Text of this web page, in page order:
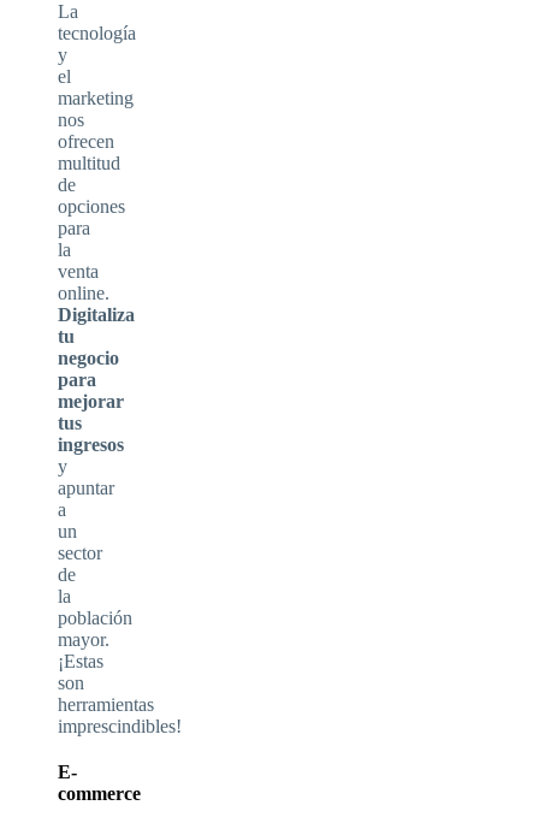
La
tecnología
y
el
marketing
nos
ofrecen
multitud
de
opciones
para
la
venta
online.
Digitaliza
tu
negocio
para
mejorar
tus
ingresos
y
apuntar
a
un
sector
de
la
población
mayor.
¡Estas
son
herramientas
imprescindibles!
E-
commerce